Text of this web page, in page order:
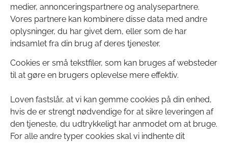
medier, annonceringspartnere og analysepartnere.
Vores partnere kan kombinere disse data med andre
oplysninger, du har givet dem, eller som de har
indsamlet fra din brug af deres tjenester.
Cookies er små tekstfiler, som kan bruges af websteder
til at gøre en brugers oplevelse mere effektiv.
Loven fastslår, at vi kan gemme cookies på din enhed,
hvis de er strengt nødvendige for at sikre leveringen af
den tjeneste, du udtrykkeligt har anmodet om at bruge.
For alle andre typer cookies skal vi indhente dit